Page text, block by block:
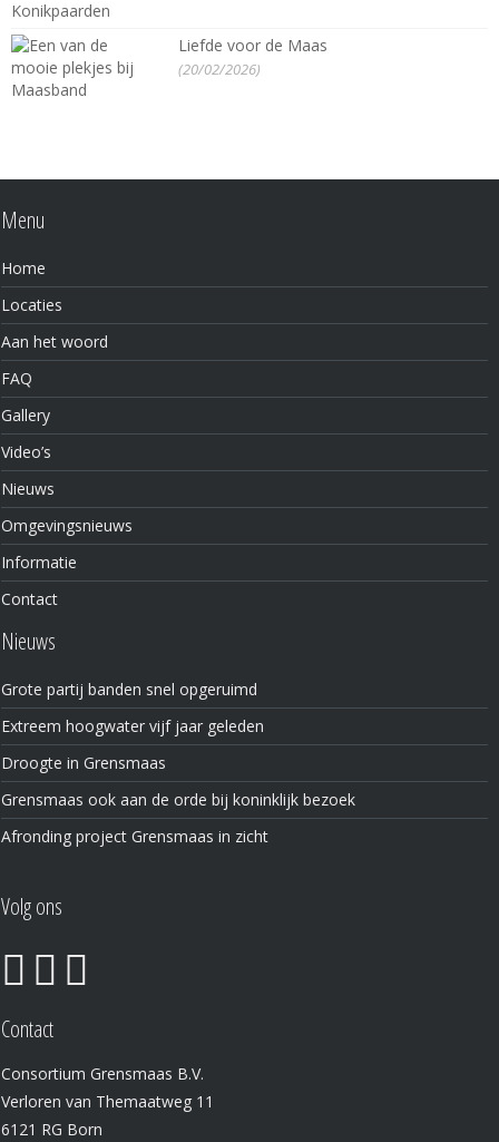
Liefde voor de Maas
(20/02/2026)
Menu
Home
Locaties
Aan het woord
FAQ
Gallery
Video’s
Nieuws
Omgevingsnieuws
Informatie
Contact
Nieuws
Grote partij banden snel opgeruimd
Extreem hoogwater vijf jaar geleden
Droogte in Grensmaas
Grensmaas ook aan de orde bij koninklijk bezoek
Afronding project Grensmaas in zicht
Volg ons
Contact
Consortium Grensmaas B.V.
Verloren van Themaatweg 11
6121 RG Born